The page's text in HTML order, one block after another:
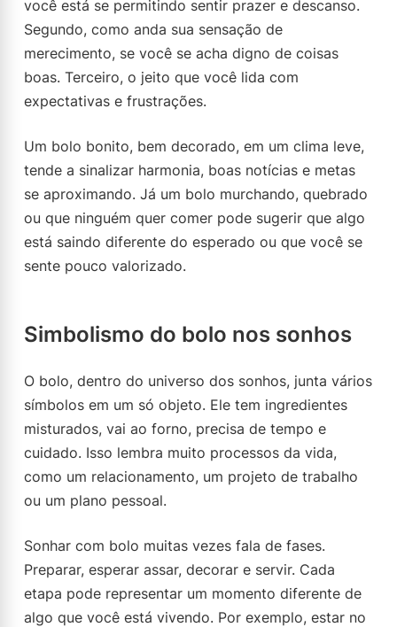
você está se permitindo sentir prazer e descanso.
Segundo, como anda sua sensação de
merecimento, se você se acha digno de coisas
boas. Terceiro, o jeito que você lida com
expectativas e frustrações.
Um bolo bonito, bem decorado, em um clima leve,
tende a sinalizar harmonia, boas notícias e metas
se aproximando. Já um bolo murchando, quebrado
ou que ninguém quer comer pode sugerir que algo
está saindo diferente do esperado ou que você se
sente pouco valorizado.
Simbolismo do bolo nos sonhos
O bolo, dentro do universo dos sonhos, junta vários
símbolos em um só objeto. Ele tem ingredientes
misturados, vai ao forno, precisa de tempo e
cuidado. Isso lembra muito processos da vida,
como um relacionamento, um projeto de trabalho
ou um plano pessoal.
Sonhar com bolo muitas vezes fala de fases.
Preparar, esperar assar, decorar e servir. Cada
etapa pode representar um momento diferente de
algo que você está vivendo. Por exemplo, estar no